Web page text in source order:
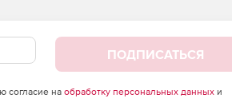
ПОДПИСАТЬСЯ
согласие на обработку персональных данныхи